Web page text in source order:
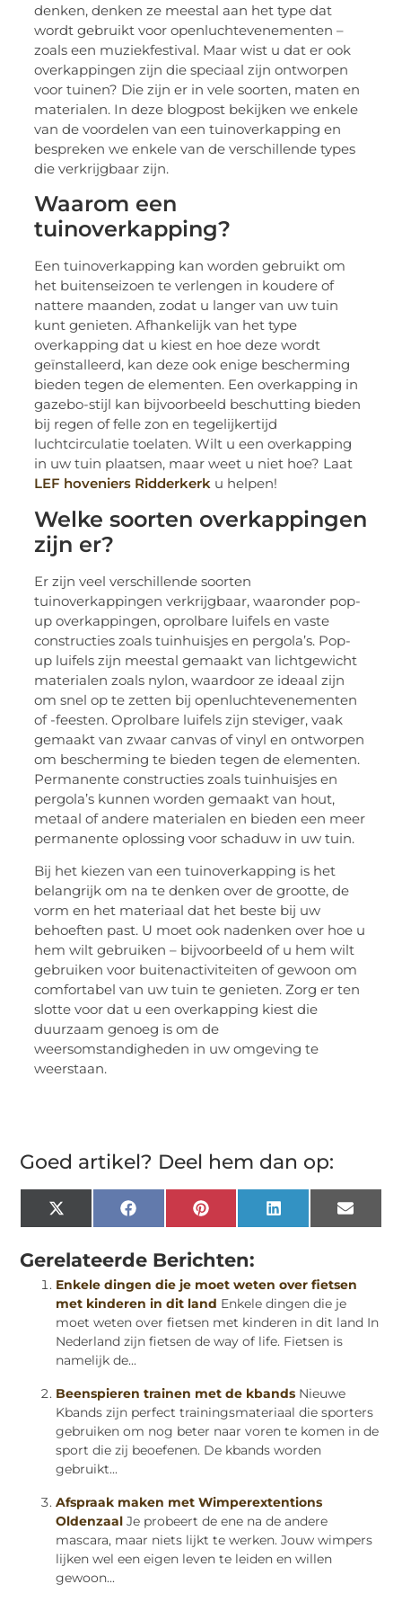
denken, denken ze meestal aan het type dat
wordt gebruikt voor openluchtevenementen –
zoals een muziekfestival. Maar wist u dat er ook
overkappingen zijn die speciaal zijn ontworpen
voor tuinen? Die zijn er in vele soorten, maten en
materialen. In deze blogpost bekijken we enkele
van de voordelen van een tuinoverkapping en
bespreken we enkele van de verschillende types
die verkrijgbaar zijn.
Waarom een
tuinoverkapping?
Een tuinoverkapping kan worden gebruikt om
het buitenseizoen te verlengen in koudere of
nattere maanden, zodat u langer van uw tuin
kunt genieten. Afhankelijk van het type
overkapping dat u kiest en hoe deze wordt
geïnstalleerd, kan deze ook enige bescherming
bieden tegen de elementen. Een overkapping in
gazebo-stijl kan bijvoorbeeld beschutting bieden
bij regen of felle zon en tegelijkertijd
luchtcirculatie toelaten. Wilt u een overkapping
in uw tuin plaatsen, maar weet u niet hoe? Laat
LEF hoveniers Ridderkerk u helpen!
Welke soorten overkappingen
zijn er?
Er zijn veel verschillende soorten
tuinoverkappingen verkrijgbaar, waaronder pop-
up overkappingen, oprolbare luifels en vaste
constructies zoals tuinhuisjes en pergola’s. Pop-
up luifels zijn meestal gemaakt van lichtgewicht
materialen zoals nylon, waardoor ze ideaal zijn
om snel op te zetten bij openluchtevenementen
of -feesten. Oprolbare luifels zijn steviger, vaak
gemaakt van zwaar canvas of vinyl en ontworpen
om bescherming te bieden tegen de elementen.
Permanente constructies zoals tuinhuisjes en
pergola’s kunnen worden gemaakt van hout,
metaal of andere materialen en bieden een meer
permanente oplossing voor schaduw in uw tuin.
Bij het kiezen van een tuinoverkapping is het
belangrijk om na te denken over de grootte, de
vorm en het materiaal dat het beste bij uw
behoeften past. U moet ook nadenken over hoe u
hem wilt gebruiken – bijvoorbeeld of u hem wilt
gebruiken voor buitenactiviteiten of gewoon om
comfortabel van uw tuin te genieten. Zorg er ten
slotte voor dat u een overkapping kiest die
duurzaam genoeg is om de
weersomstandigheden in uw omgeving te
weerstaan.
Goed artikel? Deel hem dan op:
X
(Twitter)
FacebookPinterestLinkedInEmail
Gerelateerde Berichten:
Enkele dingen die je moet weten over fietsen
met kinderen in dit land Enkele dingen die je
moet weten over fietsen met kinderen in dit land In
Nederland zijn fietsen de way of life. Fietsen is
namelijk de...
Beenspieren trainen met de kbands Nieuwe
Kbands zijn perfect trainingsmateriaal die sporters
gebruiken om nog beter naar voren te komen in de
sport die zij beoefenen. De kbands worden
gebruikt...
Afspraak maken met Wimperextentions
Oldenzaal Je probeert de ene na de andere
mascara, maar niets lijkt te werken. Jouw wimpers
lijken wel een eigen leven te leiden en willen
gewoon...